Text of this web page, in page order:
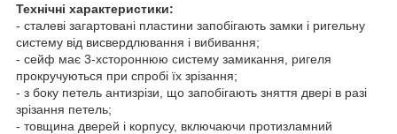
Технічні характеристики:
- сталеві загартовані пластини запобігають замки і ригельну
систему від висвердлювання і вибивання;
- сейф має 3-хстороннюю систему замикання, ригеля
прокручуються при спробі їх зрізання;
- з боку петель антизрізи, що запобігають зняття двері в разі
зрізання петель;
- товщина дверей і корпусу, включаючи протизламний